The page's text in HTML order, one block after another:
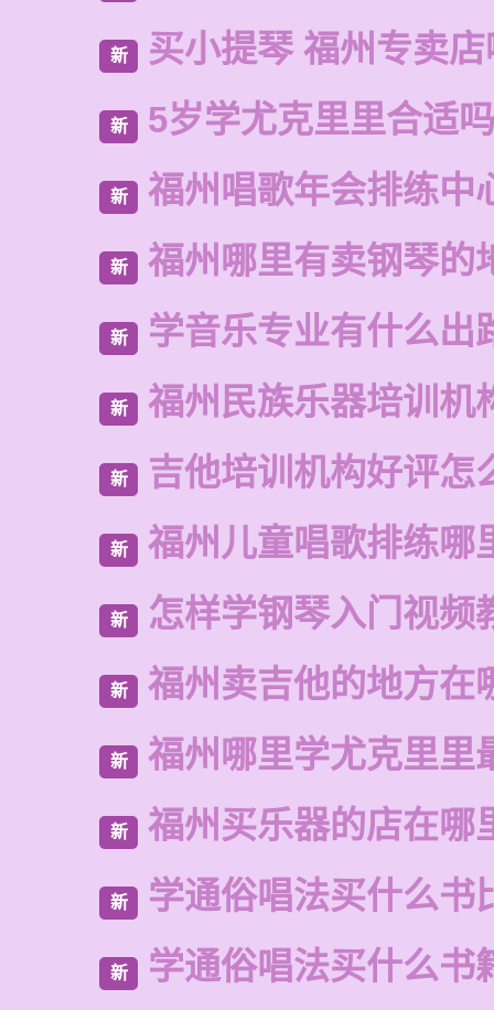
新 买小提琴 福州专卖
新 5岁学尤克里里合适
新 福州唱歌年会排练中
新 福州哪里有卖钢琴的
新 学音乐专业有什么出
新 福州民族乐器培训机
新 吉他培训机构好评怎
新 福州儿童唱歌排练哪
新 怎样学钢琴入门视频
新 福州卖吉他的地方在
新 福州哪里学尤克里里
新 福州买乐器的店在哪
新 学通俗唱法买什么书
新 学通俗唱法买什么书